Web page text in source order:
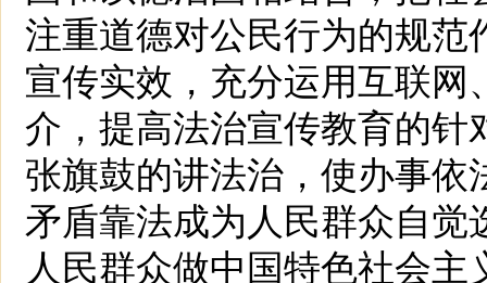
注重道德对公民行为的规
宣传实效，充分运用互联网
介，提高法治宣传教育的
张旗鼓的讲法治，使办事
矛盾靠法成为人民群众自
人民群众做中国特色社会